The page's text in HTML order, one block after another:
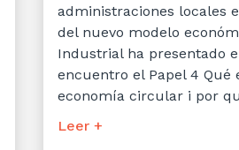
administraciones locales
del nuevo modelo
Industrial ha presentado
encuentro el Papel 4 Qué
economía circular i por
Leer +